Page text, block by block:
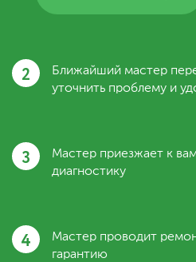
2
Ближайший мастер
уточнить проблему и
3
Мастер приезжает к
диагностику
4
Мастер проводит
гарантию